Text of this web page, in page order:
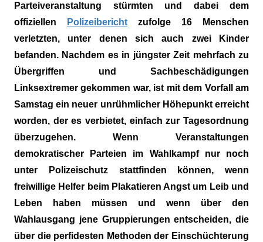
Parteiveranstaltung stürmten und dabei dem
offiziellen
Polizeibericht zufolge 16 Menschen
verletzten, unter denen sich auch zwei Kinder
befanden. Nachdem es in jüngster Zeit mehrfach zu
Übergriffen und Sachbeschädigungen
Linksextremer gekommen war, ist mit dem Vorfall am
Samstag ein neuer unrühmlicher Höhepunkt erreicht
worden, der es verbietet, einfach zur Tagesordnung
überzugehen. Wenn Veranstaltungen
demokratischer Parteien im Wahlkampf nur noch
unter Polizeischutz stattfinden können, wenn
freiwillige Helfer beim Plakatieren Angst um Leib und
Leben haben müssen und wenn über den
Wahlausgang jene Gruppierungen entscheiden, die
über die perfidesten Methoden der Einschüchterung